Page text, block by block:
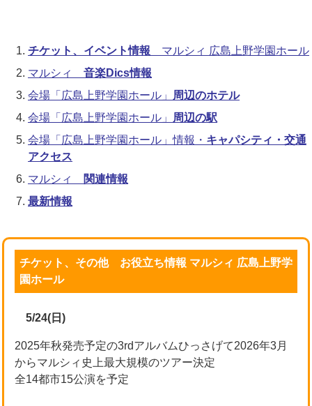
チケット、イベント情報 マルシィ 広島上野学園ホール
マルシィ 音楽Dics情報
会場「広島上野学園ホール」
周辺のホテル
会場「広島上野学園ホール」
周辺の駅
会場「広島上野学園ホール」情報・ キャパシティ・交通
アクセス
マルシィ
関連情報
最新情報
チケット、その他 お役立ち情報 マルシィ 広島上野学
園ホール
5/24(日)
2025年秋発売予定の3rdアルバムひっさげて2026年3月
からマルシィ史上最大規模のツアー決定
全14都市15公演を予定